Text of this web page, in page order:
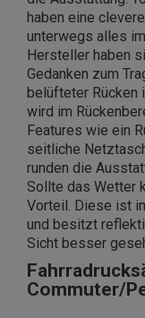
haben eine
unterwegs alles
Hersteller haben
Gedanken zum
belüfteter Rücken
wird im
Features wie ein
seitliche
runden die
Sollte das Wetter
Vorteil. Diese ist
und besitzt
Sicht besser
Commuter/